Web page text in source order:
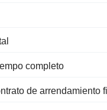
completo